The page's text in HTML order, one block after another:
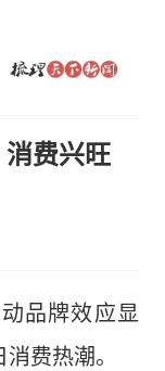
费兴旺
品牌效应显
费热潮。